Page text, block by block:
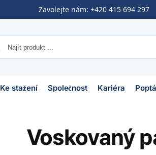
Zavolejte nám:+420 415 694 297
Ke stažení Společnost Kariéra
Voskovaný